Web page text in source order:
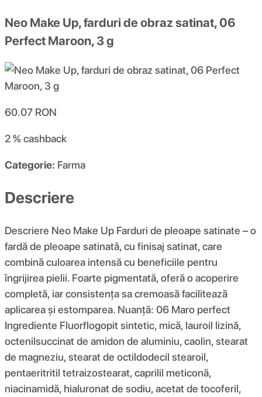
Neo Make Up, farduri de obraz satinat, 06
Perfect Maroon, 3 g
60.07 RON
2 %cashback
Categorie: Farma
Descriere
Descriere Neo Make Up Farduri de pleoape satinate – o
fardă de pleoape satinată, cu finisaj satinat, care
combină culoarea intensă cu beneficiile pentru
îngrijirea pielii. Foarte pigmentată, oferă o acoperire
completă, iar consistența sa cremoasă facilitează
aplicarea și estomparea. Nuanță: 06 Maro perfect
Ingrediente Fluorflogopit sintetic, mică, lauroil lizină,
octenilsuccinat de amidon de aluminiu, caolin, stearat
de magneziu, stearat de octildodecil stearoil,
pentaeritritil tetraizostearat, caprilil meticonă,
niacinamidă, hialuronat de sodiu, acetat de tocoferil,